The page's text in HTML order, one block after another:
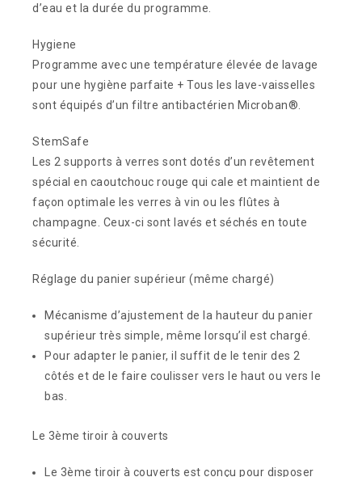
d’eau et la durée du programme.
Hygiene
Programme avec une température élevée de lavage
pour une hygiène parfaite + Tous les lave-vaisselles
sont équipés d’un filtre antibactérien Microban®.
StemSafe
Les 2 supports à verres sont dotés d’un revêtement
spécial en caoutchouc rouge qui cale et maintient de
façon optimale les verres à vin ou les flûtes à
champagne. Ceux-ci sont lavés et séchés en toute
sécurité.
Réglage du panier supérieur (même chargé)
Mécanisme d’ajustement de la hauteur du panier
supérieur très simple, même lorsqu’il est chargé.
Pour adapter le panier, il suffit de le tenir des 2
côtés et de le faire coulisser vers le haut ou vers le
bas.
Le 3ème tiroir à couverts
Le 3ème tiroir à couverts est conçu pour disposer